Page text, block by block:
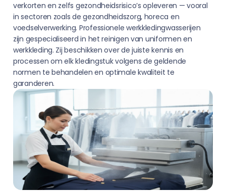
verkorten en zelfs gezondheidsrisico’s opleveren — vooral
in sectoren zoals de gezondheidszorg, horeca en
voedselverwerking. Professionele werkkledingwasserijen
zijn gespecialiseerd in het reinigen van uniformen en
werkkleding. Zij beschikken over de juiste kennis en
processen om elk kledingstuk volgens de geldende
normen te behandelen en optimale kwaliteit te
garanderen.